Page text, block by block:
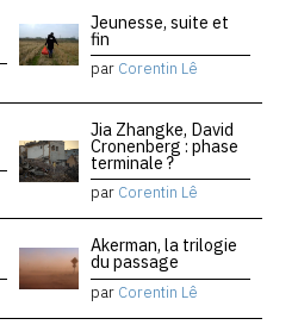
Jeunesse, suite et
fin
par Corentin Lê
Jia Zhangke, David
Cronenberg : phase
terminale ?
par Corentin Lê
Akerman, la trilogie
du passage
par Corentin Lê